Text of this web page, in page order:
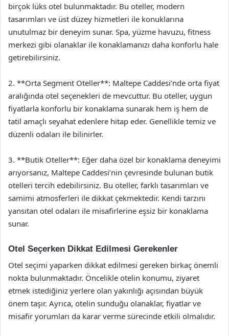
birçok lüks otel bulunmaktadır. Bu oteller, modern
tasarımları ve üst düzey hizmetleri ile konuklarına
unutulmaz bir deneyim sunar. Spa, yüzme havuzu, fitness
merkezi gibi olanaklar ile konaklamanızı daha konforlu hale
getirebilirsiniz.
2. **Orta Segment Oteller**: Maltepe Caddesi’nde orta fiyat
aralığında otel seçenekleri de mevcuttur. Bu oteller, uygun
fiyatlarla konforlu bir konaklama sunarak hem iş hem de
tatil amaçlı seyahat edenlere hitap eder. Genellikle temiz ve
düzenli odaları ile bilinirler.
3. **Butik Oteller**: Eğer daha özel bir konaklama deneyimi
arıyorsanız, Maltepe Caddesi’nin çevresinde bulunan butik
otelleri tercih edebilirsiniz. Bu oteller, farklı tasarımları ve
samimi atmosferleri ile dikkat çekmektedir. Kendi tarzını
yansıtan otel odaları ile misafirlerine eşsiz bir konaklama
sunar.
Otel Seçerken Dikkat Edilmesi Gerekenler
Otel seçimi yaparken dikkat edilmesi gereken birkaç önemli
nokta bulunmaktadır. Öncelikle otelin konumu, ziyaret
etmek istediğiniz yerlere olan yakınlığı açısından büyük
önem taşır. Ayrıca, otelin sunduğu olanaklar, fiyatlar ve
misafir yorumları da karar verme sürecinde etkili olmalıdır.